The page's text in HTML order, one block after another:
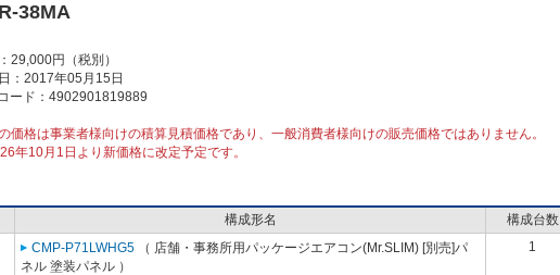
38MA
29,000円（税別）
：2017年05月15日
ード：4902901819889
価格は事業者様向けの積算見積価格であり、一般消費者様向けの販売価格ではありません。
年10月1日より新価格に改定予定です。
構成形名
構成台数
CMP-P71LWHG5 （ 店舗・事務所用パッケージエアコン(Mr.SLIM) [別売]パ
ネル 塗装パネル ）
1